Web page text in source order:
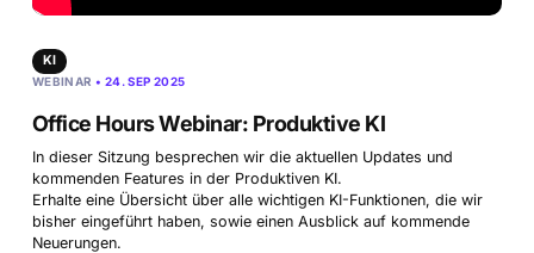
Ressourcenplanung
Zeiterfassung
Urlaubsverwaltung
Projektmanagement
Gantt-Diagramme
Finanzen
Budgetierung & Rentabilität
Preise
Branchen
Agentur
Software & Hi-Tech
Ressourcen
Karriere
KI
WEBINAR • 24. SEP 2025
Office Hours Webinar: Produktive KI
In dieser Sitzung besprechen wir die aktuellen Updates und
kommenden Features in der Produktiven KI.
Erhalte eine Übersicht über alle wichtigen KI-Funktionen, die wir
bisher eingeführt haben, sowie einen Ausblick auf kommende
Neuerungen.